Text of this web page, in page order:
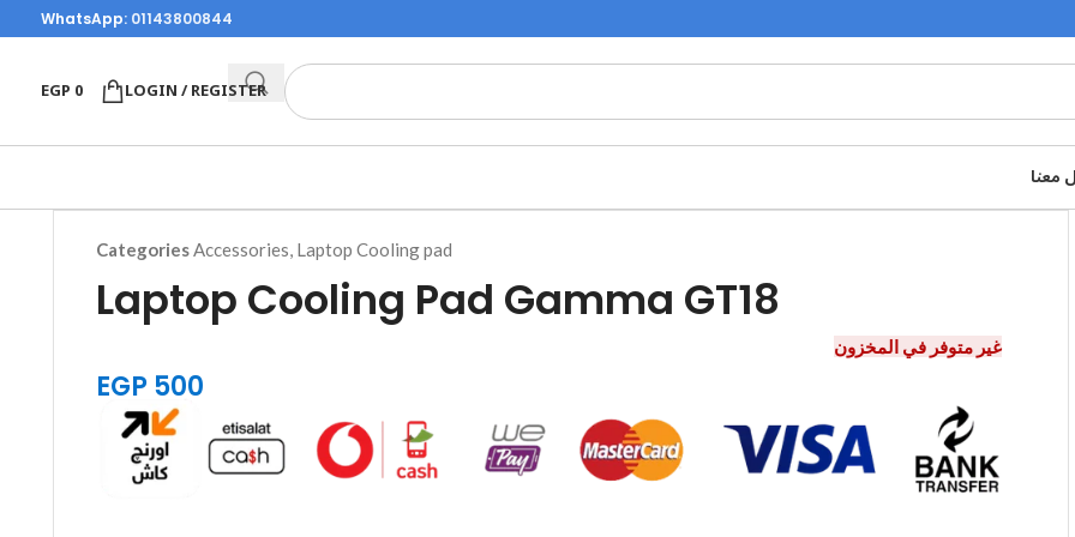
WhatsApp: 01143800844
LOGIN / REGISTER
EGP0
معنا
CategoriesAccessories, Laptop Cooling pad
Laptop Cooling Pad Gamma GT18
EGP 500
غير متوفر في المخزون